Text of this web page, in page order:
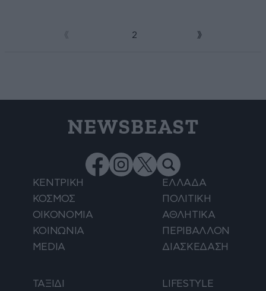
2
NEWSBEAST
ΚΕΝΤΡΙΚΗ
ΕΛΛΑΔΑ
ΚΟΣΜΟΣ
ΠΟΛΙΤΙΚΗ
ΟΙΚΟΝΟΜΙΑ
ΑΘΛΗΤΙΚΑ
ΚΟΙΝΩΝΙΑ
ΠΕΡΙΒΑΛΛΟΝ
MEDIA
ΔΙΑΣΚΕΔΑΣΗ
ΤΑΞΙΔΙ LIFESTYLE